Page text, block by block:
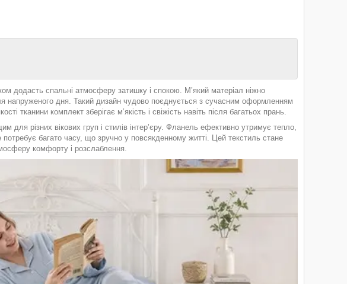
додасть спальні атмосферу затишку і спокою. М’який матеріал ніжно
напруженого дня. Такий дизайн чудово поєднується з сучасним оформленням
тканини комплект зберігає м’якість і свіжість навіть після багатьох прань.
для різних вікових груп і стилів інтер’єру. Фланель ефективно утримує тепло,
багато часу, що зручно у повсякденному житті. Цей текстиль стане
комфорту і розслаблення.